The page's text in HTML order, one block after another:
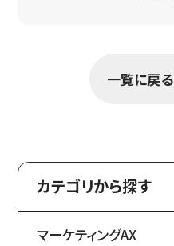
一覧に戻る
カテゴリから探す
マーケティングAX